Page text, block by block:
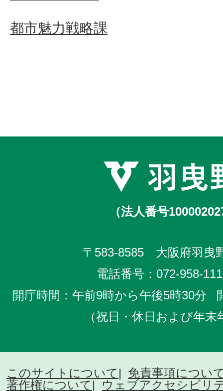
都市魅力戦略課
（法人番号
〒583-8585 大阪府羽曳
電話番号： 072-958-
開庁時間：午前9時から午後5時30分
（祝日・休日および年
このサイトについて
免責事項につい
著作権について
ウェブアクセシビリ